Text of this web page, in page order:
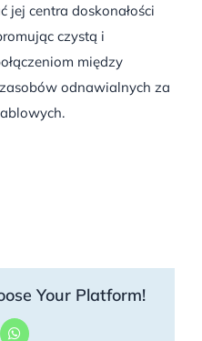
jej centra doskonałości
czystą i
między
odnawialnych za
Your Platform!
WhatsApp